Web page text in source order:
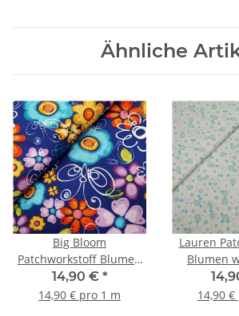
Ähnliche
Big Bloom
Patchworkstoff Blumen
blau, orange, türkis, lila,
kiwi, weiß
14,90 € *
14,90 € pro 1 m
Lauren
Blumen
14,90